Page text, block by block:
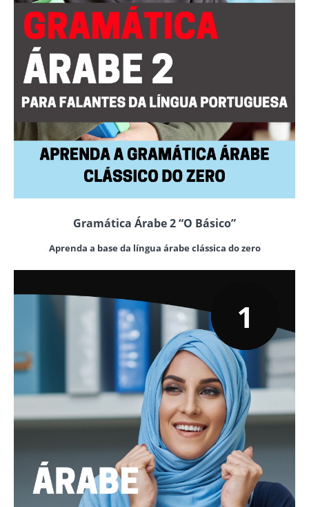
Gramática Árabe 2 “O Básico”
Aprenda a base da língua árabe clássica do zero